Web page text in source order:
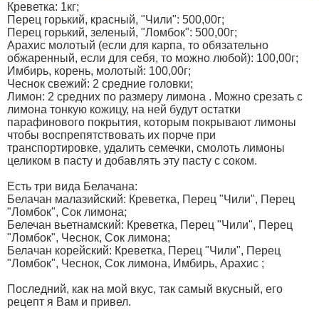
Креветка: 1кг;
Перец горький, красный, "Чили": 500,00г;
Перец горький, зеленый, "Ломбок": 500,00г;
Арахис молотый (если для карпа, то обязательно
обжаренный, если для себя, то можно любой): 100,00г;
Имбирь, корень, молотый: 100,00г;
Чеснок свежий: 2 средние головки;
Лимон: 2 средних по размеру лимона . Можно срезать с
лимона тонкую кожицу, на ней будут остатки
парафинового покрытия, которым покрывают лимоны
чтобы воспрепятствовать их порче при
транспортировке, удалить семечки, смолоть лимоны
целиком в пасту и добавлять эту пасту с соком.
Есть три вида Белачана:
Белачан малазийский: Креветка, Перец "Чили", Перец
"Ломбок", Сок лимона;
Белечан вьетнамский: Креветка, Перец "Чили", Перец
"Ломбок", Чеснок, Сок лимона;
Белачан корейский: Креветка, Перец "Чили", Перец
"Ломбок", Чеснок, Сок лимона, Имбирь, Арахис ;
Последний, как на мой вкус, так самый вкусный, его
рецепт я Вам и привел.